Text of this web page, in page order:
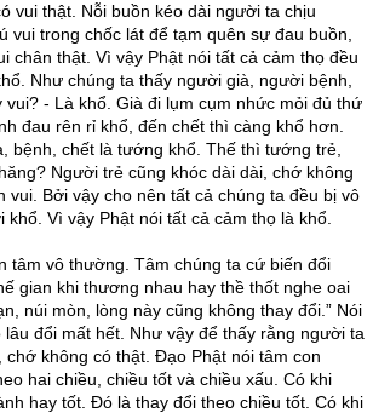
vui thật. Nỗi buồn kéo dài người ta chịu
vui trong chốc lát để tạm quên sự đau buồn,
chân thật. Vì vậy Phật nói tất cả cảm thọ đều
Như chúng ta thấy người già, người bệnh,
vui? - Là khổ. Già đi lụm cụm nhức mỏi đủ thứ
đau rên rỉ khổ, đến chết thì càng khổ hơn.
bệnh, chết là tướng khổ. Thế thì tướng trẻ,
Người trẻ cũng khóc dài dài, chớ không
vui. Bởi vậy cho nên tất cả chúng ta đều bị vô
Vì vậy Phật nói tất cả cảm thọ là khổ.
tâm vô thường. Tâm chúng ta cứ biến đổi
gian khi thương nhau hay thề thốt nghe oai
núi mòn, lòng này cũng không thay đổi.” Nói
đổi mất hết. Như vậy để thấy rằng người ta
chớ không có thật. Đạo Phật nói tâm con
hai chiều, chiều tốt và chiều xấu. Có khi
hay tốt. Đó là thay đổi theo chiều tốt. Có khi